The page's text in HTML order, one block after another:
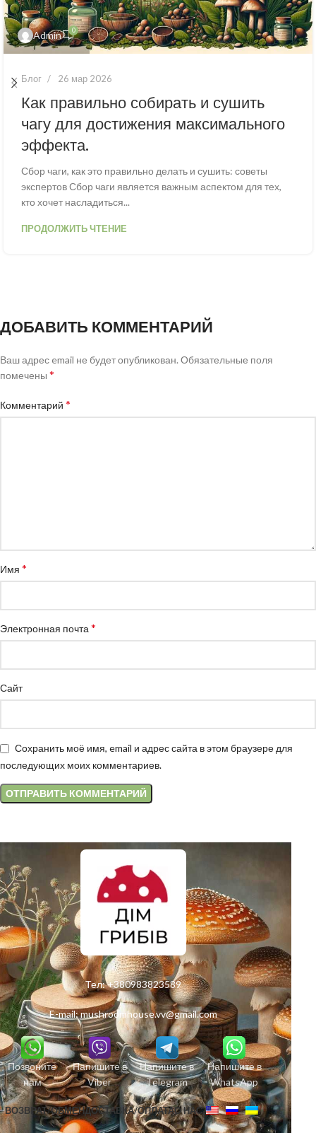
Admin 0
Блог 26 мар 2026
Как правильно собирать и сушить
чагу для достижения максимального
эффекта.
Сбор чаги, как это правильно делать и сушить: советы
экспертов Сбор чаги является важным аспектом для тех,
кто хочет насладиться...
ПРОДОЛЖИТЬ ЧТЕНИЕ
ДОБАВИТЬ КОММЕНТАРИЙ
Ваш адрес email не будет опубликован. Обязательные поля
помечены *
Комментарий *
Имя *
Электронная почта *
Сайт
Сохранить моё имя, email и адрес сайта в этом браузере для
последующих моих комментариев.
Тел:+380983823589
E-mail:mushroomhouse.vv@gmail.com
Позвоните
нам
Напишите в
Viber
Напишите в
Telegram
Напишите в
WhatsApp
ВОЗВРАТ/ОБМЕНДОСТАВКА/ОПЛАТАО НАС